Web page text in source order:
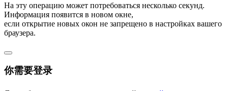
На эту операцию может потребоваться несколько секунд.
Информация появится в новом окне,
если открытие новых окон не запрещено в настройках вашего
браузера.
你需要登录